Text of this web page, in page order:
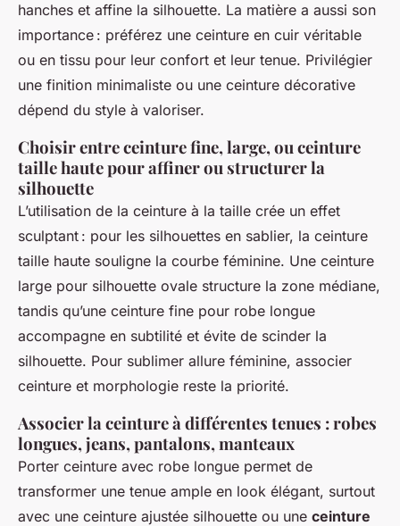
hanches et affine la silhouette. La matière a aussi son
importance : préférez une ceinture en cuir véritable
ou en tissu pour leur confort et leur tenue. Privilégier
une finition minimaliste ou une ceinture décorative
dépend du style à valoriser.
Choisir entre ceinture fine, large, ou ceinture
taille haute pour affiner ou structurer la
silhouette
L’utilisation de la ceinture à la taille crée un effet
sculptant : pour les silhouettes en sablier, la ceinture
taille haute souligne la courbe féminine. Une ceinture
large pour silhouette ovale structure la zone médiane,
tandis qu’une ceinture fine pour robe longue
accompagne en subtilité et évite de scinder la
silhouette. Pour sublimer allure féminine, associer
ceinture et morphologie reste la priorité.
Associer la ceinture à différentes tenues : robes
longues, jeans, pantalons, manteaux
Porter ceinture avec robe longue permet de
transformer une tenue ample en look élégant, surtout
avec une ceinture ajustée silhouette ou une ceinture